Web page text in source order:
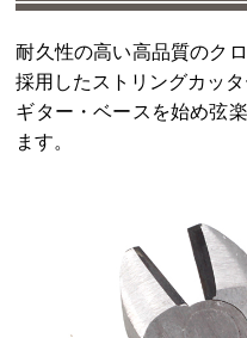
耐久性の高い高品質のク
採用したストリングカッ
ギター・ベースを始め弦
ます。